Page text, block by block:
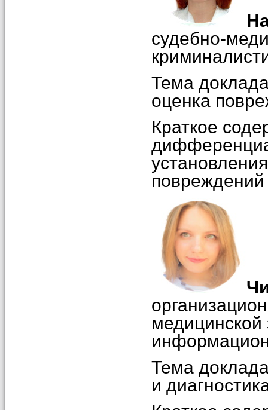
судебно-
Тема
оценка
Краткое
медицинской
Тема
и